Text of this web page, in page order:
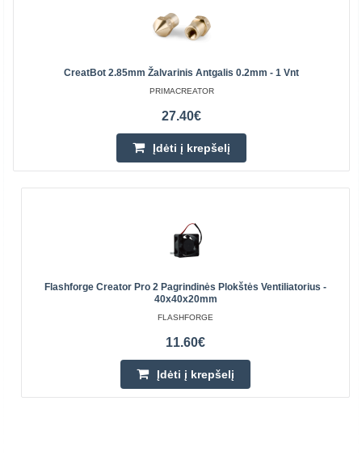
CreatBot 2.85mm Žalvarinis Antgalis 0.2mm - 1 Vnt
PRIMACREATOR
27.40€
Įdėti į krepšelį
Flashforge Creator Pro 2 Pagrindinės Plokštės Ventiliatorius -
40x40x20mm
FLASHFORGE
11.60€
Įdėti į krepšelį